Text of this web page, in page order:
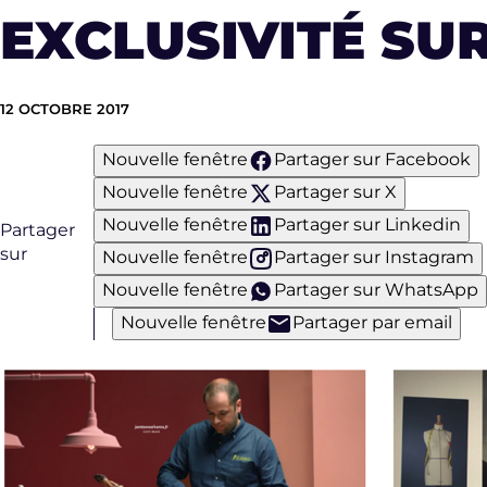
EXCLUSIVITÉ
12 OCTOBRE 2017
Partager
sur
Nouvelle fenêtre
Partager sur Facebook
Nouvelle fenêtre
Partager sur X
Nouvelle fenêtre
Partager sur Linkedin
Nouvelle fenêtre
Partager sur Instagram
Nouvelle fenêtre
Partager sur WhatsApp
Nouvelle fenêtre
Partager par email